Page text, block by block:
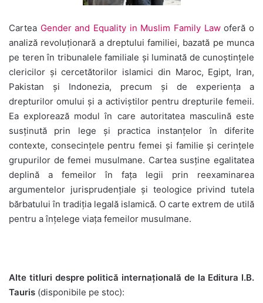
Cartea Gender and Equality in Muslim Family Lawoferă o
analiză revoluționară a dreptului familiei, bazată pe munca
pe teren în tribunalele familiale și luminată de cunoștințele
clericilor și cercetătorilor islamici din Maroc, Egipt, Iran,
Pakistan și Indonezia, precum și de experiența a
drepturilor omului și a activiștilor pentru drepturile femeii.
Ea explorează modul în care autoritatea masculină este
susținută prin lege și practica instanțelor în diferite
contexte, consecințele pentru femei și familie și cerințele
grupurilor de femei musulmane. Cartea susține egalitatea
deplină a femeilor în fața legii prin reexaminarea
argumentelor jurisprudențiale și teologice privind tutela
bărbatului în tradiția legală islamică. O carte extrem de utilă
pentru a înțelege viața femeilor musulmane.
Alte titluri despre politică internațională de la Editura I.B.
Tauris (disponibile pe stoc):